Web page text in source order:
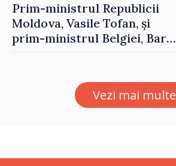
Prim-ministrul Republicii
Moldova, Vasile Tofan, și
prim-ministrul Belgiei, Bart
al Republicii Moldova.
Vezi mai multe